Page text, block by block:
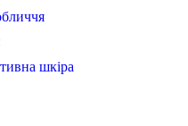
шкіра